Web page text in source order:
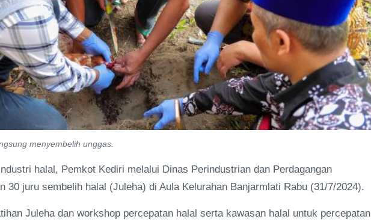
menyembelih unggas.
halal, Pemkot Kediri melalui Dinas Perindustrian dan Perdagangan
30 juru sembelih halal (Juleha) di Aula Kelurahan Banjarmlati Rabu (31/7/2024).
Juleha dan workshop percepatan halal serta kawasan halal untuk percepatan